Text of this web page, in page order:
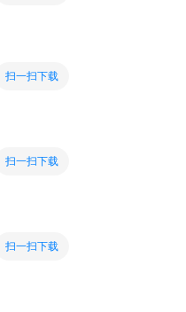
扫一扫下载
扫一扫下载
扫一扫下载